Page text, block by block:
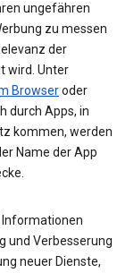
ungefähren
zu messen
der
wird. Unter
Browseroder
durch Apps, in
kommen, werden
Name der App
Informationen
und Verbesserung
neuer Dienste,